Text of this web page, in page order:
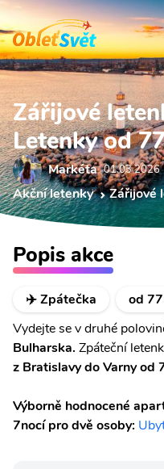
Zářijové
Letenky od
Markéta 01.03 2026
Akční letenky Zářijové
Popis akce
✈️ Zpátečka
od
Vydejte se v druhé
Bulharska. Zpáteční
z Bratislavy do Varny od
Výborně hodnocené
7nocí pro dvě osoby: